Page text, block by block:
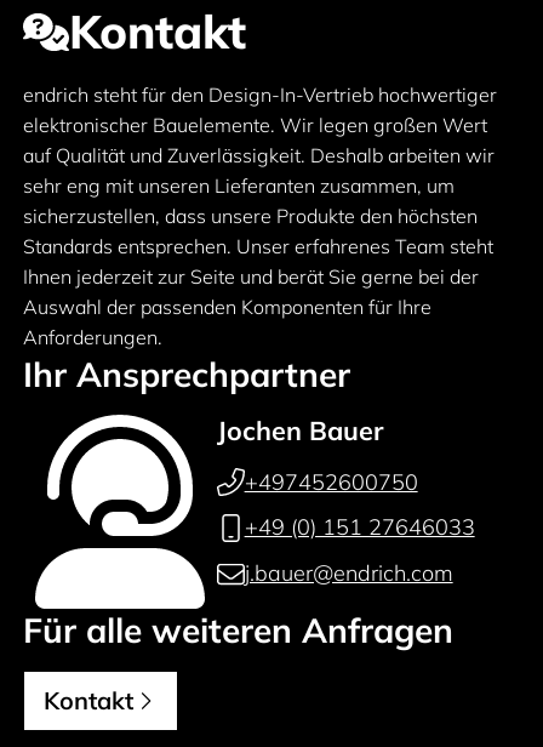
Kontakt
endrich steht für den Design-In-Vertrieb hochwertiger
elektronischer Bauelemente. Wir legen großen Wert
auf Qualität und Zuverlässigkeit. Deshalb arbeiten wir
sehr eng mit unseren Lieferanten zusammen, um
sicherzustellen, dass unsere Produkte den höchsten
Standards entsprechen. Unser erfahrenes Team steht
Ihnen jederzeit zur Seite und berät Sie gerne bei der
Auswahl der passenden Komponenten für Ihre
Anforderungen.
Ihr Ansprechpartner
Jochen Bauer
+497452600750
+49 (0) 151 27646033
j.bauer@endrich.com
Für alle weiteren Anfragen
Kontakt